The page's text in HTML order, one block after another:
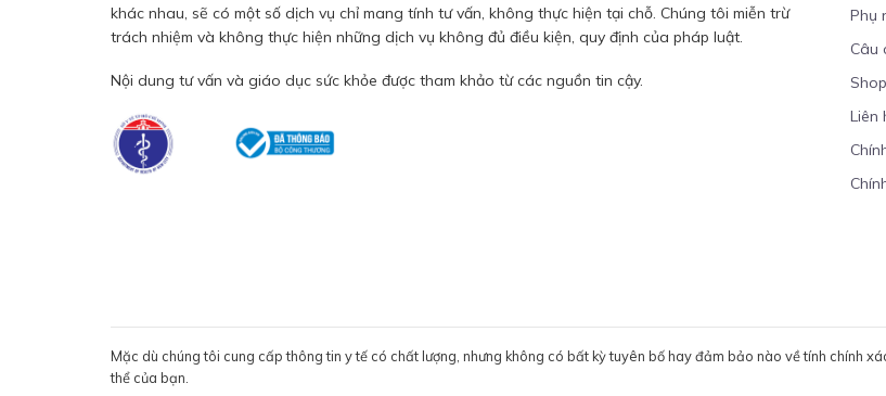
khác nhau, sẽ có một số dịch vụ chỉ mang tính tư vấn, không thực hiện tại chỗ. Chúng tôi miễn trừ
trách nhiệm và không thực hiện những dịch vụ không đủ điều kiện, quy định của pháp luật.
Nội dung tư vấn và giáo dục sức khỏe được tham khảo từ các nguồn tin cậy.
Phụ
Câu
Liên
Mặc dù chúng tôi cung cấp thông tin y tế có chất lượng, nhưng không có bất kỳ tuyên bố hay đảm bảo nào về tính chính
thể của bạn.